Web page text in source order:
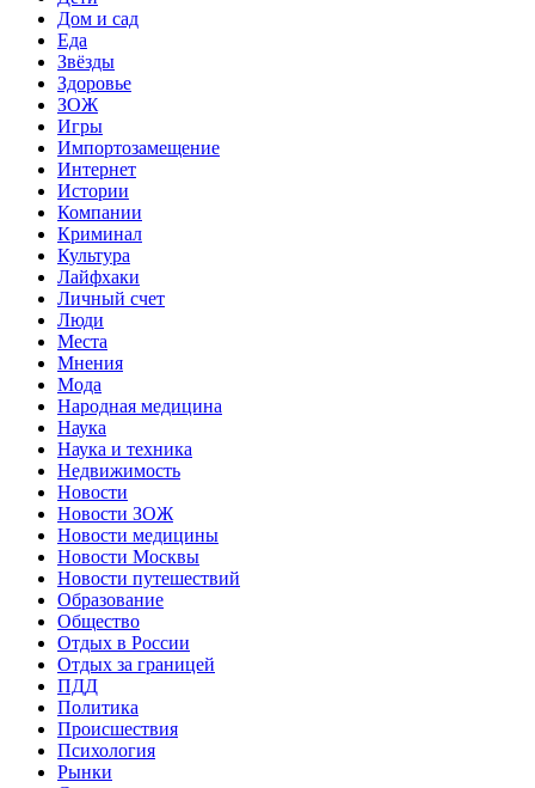
Дом и сад
Еда
Звёзды
Здоровье
ЗОЖ
Игры
Импортозамещение
Интернет
Истории
Компании
Криминал
Культура
Лайфхаки
Личный счет
Люди
Места
Мнения
Мода
Народная медицина
Наука
Наука и техника
Недвижимость
Новости
Новости ЗОЖ
Новости медицины
Новости Москвы
Новости путешествий
Образование
Общество
Отдых в России
Отдых за границей
ПДД
Политика
Происшествия
Психология
Рынки